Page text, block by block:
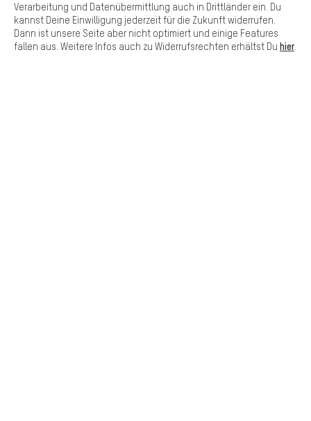
Verarbeitung und Datenübermittlung auch in Drittländer ein. Du
kannst Deine Einwilligung jederzeit für die Zukunft widerrufen.
Dann ist unsere Seite aber nicht optimiert und einige Features
fallen aus. Weitere Infos auch zu Widerrufsrechten erhältst Du hier